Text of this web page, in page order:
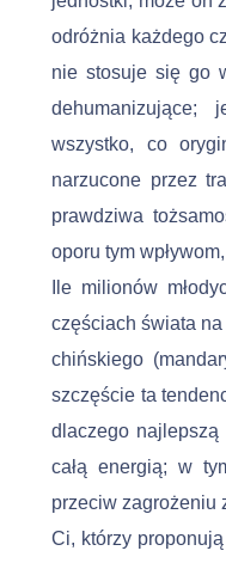
odróżnia każdego
nie stosuje się go
dehumanizujące;
wszystko, co
narzucone przez
prawdziwa
oporu tym
Ile milionów
częściach świata
chińskiego
szczęście ta
dlaczego
całą energią; w
przeciw zagro­żeniu
Ci, którzy